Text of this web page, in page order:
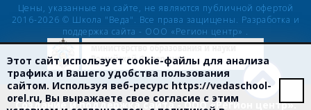
Цены, указанные на сайте, не являются публичной офертой
2016-2026 © Школа "Веда". Все права защищены. Разработка и
поддержка сайта - ООО «Регион центр» .
Создание и поддержка сайта - ООО «Регион центр».
Этот сайт использует cookie-файлы для анализа
трафика и Вашего удобства пользования
сайтом. Используя веб-ресурс https://vedaschool-
orel.ru, Вы выражаете свое согласие с этим